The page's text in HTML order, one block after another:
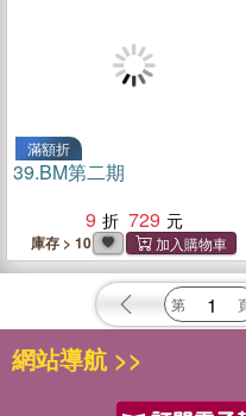
滿額折
39.BM第二期
9
729
庫存 > 10
網站導航 >>